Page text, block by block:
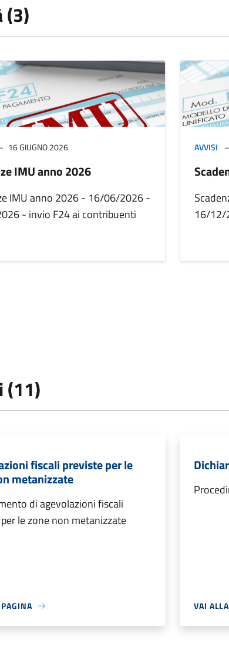
(3)
16 GIUGNO 2026
IMU anno 2026
IMU anno 2026 - 16/06/2026 -
- invio F24 ai contribuenti
AVVISI
16/12/
(11)
fiscali previste per le
metanizzate
di agevolazioni fiscali
le zone non metanizzate
VAI